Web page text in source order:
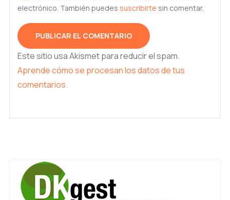
electrónico. También puedes suscribirte sin comentar.
Este sitio usa Akismet para reducir el spam.
Aprende cómo se procesan los datos de tus
comentarios.